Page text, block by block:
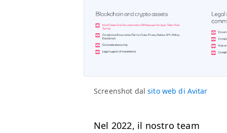
Screen­shot dalsito web di Avitar
Nel 2022, il nos­tro team